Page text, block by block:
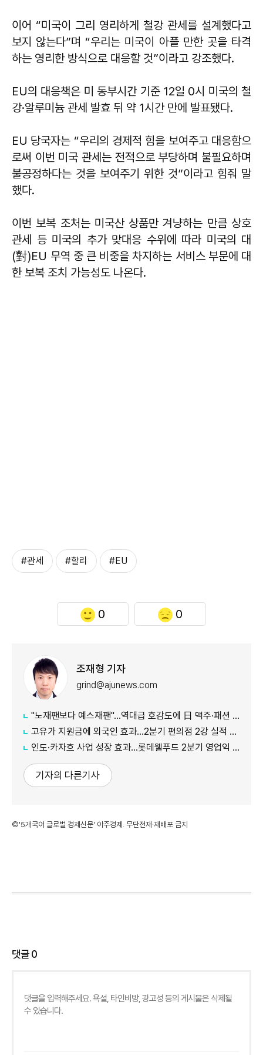
이어 “미국이 그리 영리하게 철강 관세를 설계했다고
보지 않는다”며 “우리는 미국이 아플 만한 곳을 타격
하는 영리한 방식으로 대응할 것”이라고 강조했다.
EU의 대응책은 미 동부시간 기준 12일 0시 미국의 철
강·알루미늄 관세 발효 뒤 약 1시간 만에 발표됐다.
EU 당국자는 “우리의 경제적 힘을 보여주고 대응함으
로써 이번 미국 관세는 전적으로 부당하며 불필요하며
불공정하다는 것을 보여주기 위한 것”이라고 힘줘 말
했다.
이번 보복 조처는 미국산 상품만 겨냥하는 만큼 상호
관세 등 미국의 추가 맞대응 수위에 따라 미국의 대
(對)EU 무역 중 큰 비중을 차지하는 서비스 부문에 대
한 보복 조치 가능성도 나온다.
#관세 #할리 #EU
0 0
조재형 기자
grind@ajunews.com
"노재팬보다 예스재팬"…역대급 호감도에 日 맥주·패션 '날개'
고유가 지원금에 외국인 효과…2분기 편의점 2강 실적 날았다
인도·카자흐 사업 성장 효과…롯데웰푸드 2분기 영업익 89%↑
기자의 다른기사
©'5개국어 글로벌 경제신문' 아주경제. 무단전재·재배포 금지
댓글0